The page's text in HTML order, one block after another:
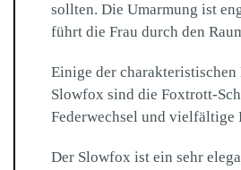
sollten. Die Umarmung ist
führt die Frau durch den
Einige der charakteristischen
Slowfox sind die Foxtrott-
Federwechsel und vielfältige
Der Slowfox ist ein sehr